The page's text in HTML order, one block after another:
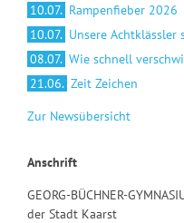
10.07. Rampenfieber 2026
10.07. Unsere
08.07. Wie schnell
21.06. Zeit Zeichen
Zur Newsübersicht
Anschrift
GEORG-BÜCHNER-
der Stadt Kaarst